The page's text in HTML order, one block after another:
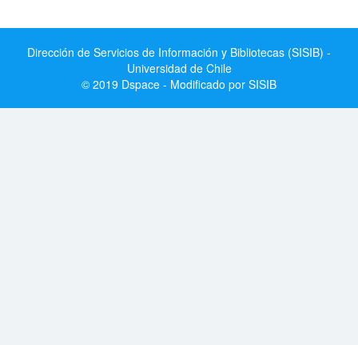
Dirección de Servicios de Información y Bibliotecas (SISIB) -
Universidad de Chile
© 2019 Dspace - Modificado por SISIB